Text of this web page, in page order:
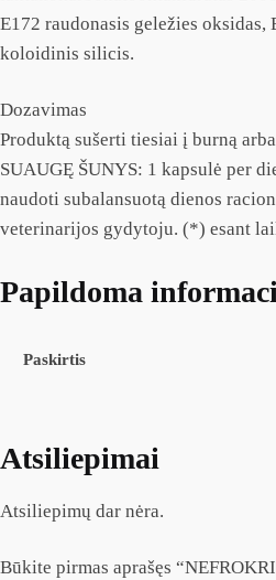
E172 raudonasis geležies
koloidinis silicis.
Dozavimas
Produktą sušerti tiesiai į burną
SUAUGĘ ŠUNYS: 1 kapsulė per
naudoti subalansuotą dienos
veterinarijos gydytoju. (*) esant
Papildoma
Paskirtis
Atsiliepimai
Atsiliepimų dar nėra.
Būkite pirmas aprašęs